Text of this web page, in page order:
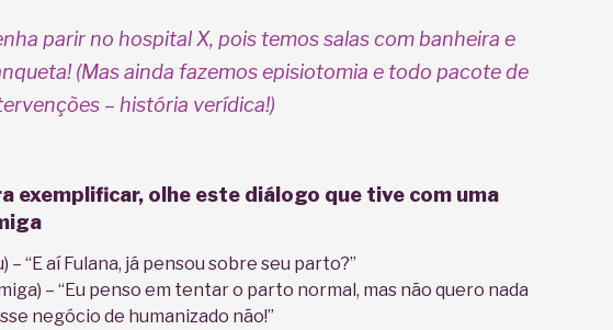
parir no hospital X, pois temos salas com banheira e
(Mas ainda fazemos episiotomia e todo pacote de
– história verídica!)
exemplificar, olhe este diálogo que tive com uma
– “E aí Fulana, já pensou sobre seu parto?”
– “Eu penso em tentar o parto normal, mas não quero nada
negócio de humanizado não!”